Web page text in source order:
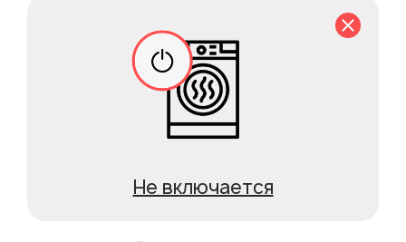
Не включается